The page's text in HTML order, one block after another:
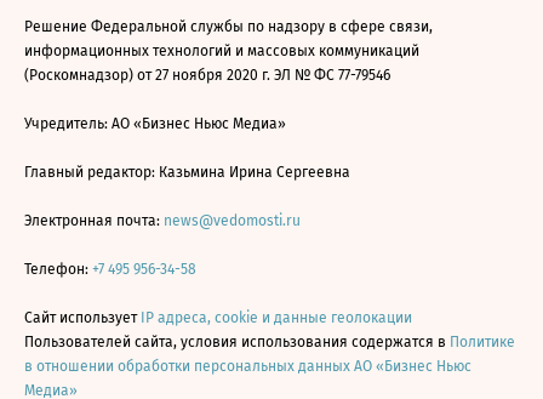
Решение Федеральной службы по надзору в сфере связи,
информационных технологий и массовых коммуникаций
(Роскомнадзор) от 27 ноября 2020 г. ЭЛ № ФС 77-79546
Учредитель: АО «Бизнес Ньюс Медиа»
Главный редактор: Казьмина Ирина Сергеевна
Электронная почта: news@vedomosti.ru
Телефон: +7 495 956-34-58
Сайт использует IP адреса, cookie и данные геолокации
Пользователей сайта, условия использования содержатся в Политике
в отношении обработки персональных данных АО «Бизнес Ньюс
Медиа»